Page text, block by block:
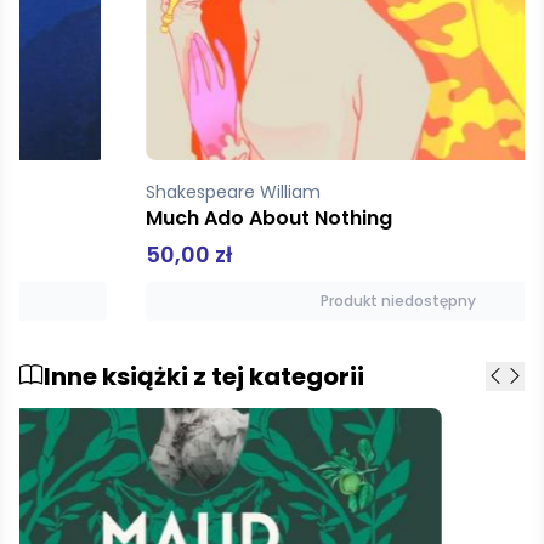
Shakespeare William
Much Ado About Nothing
Produkt niedostępny
Inne książki z tej kategorii